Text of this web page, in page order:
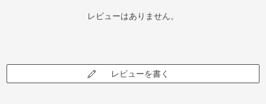
レビューはありません。
レビューを書く